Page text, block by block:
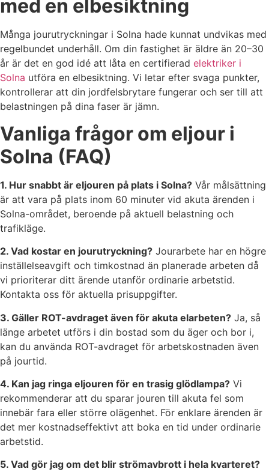
med en elbesiktning
Många jourutryckningar i Solna hade kunnat undvikas med
regelbundet underhåll. Om din fastighet är äldre än 20–30
år är det en god idé att låta en certifierad elektriker i
Solna utföra en elbesiktning. Vi letar efter svaga punkter,
kontrollerar att din jordfelsbrytare fungerar och ser till att
belastningen på dina faser är jämn.
Vanliga frågor om eljour i
Solna (FAQ)
1. Hur snabbt är eljouren på plats i Solna? Vår målsättning
är att vara på plats inom 60 minuter vid akuta ärenden i
Solna-området, beroende på aktuell belastning och
trafikläge.
2. Vad kostar en jourutryckning? Jourarbete har en högre
inställelseavgift och timkostnad än planerade arbeten då
vi prioriterar ditt ärende utanför ordinarie arbetstid.
Kontakta oss för aktuella prisuppgifter.
3. Gäller ROT-avdraget även för akuta elarbeten? Ja, så
länge arbetet utförs i din bostad som du äger och bor i,
kan du använda ROT-avdraget för arbetskostnaden även
på jourtid.
4. Kan jag ringa eljouren för en trasig glödlampa? Vi
rekommenderar att du sparar jouren till akuta fel som
innebär fara eller större olägenhet. För enklare ärenden är
det mer kostnadseffektivt att boka en tid under ordinarie
arbetstid.
5. Vad gör jag om det blir strömavbrott i hela kvarteret?